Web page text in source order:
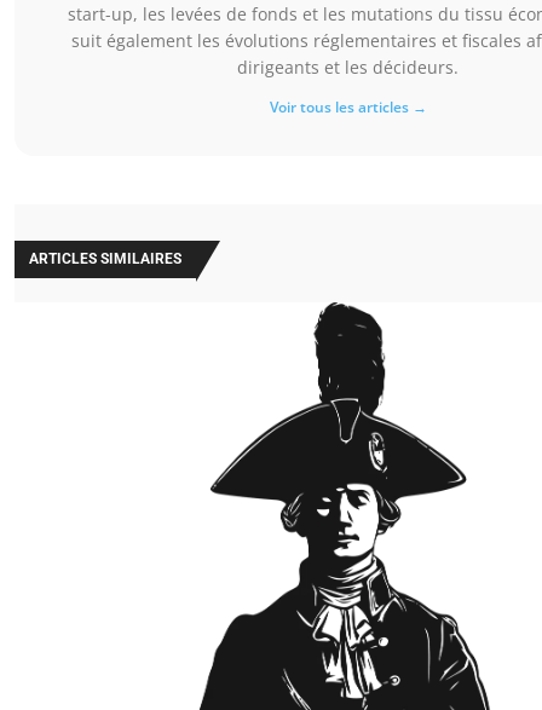
start-up, les levées de fonds et les mutations du tissu
suit également les évolutions réglementaires et fiscales
dirigeants et les décideurs.
Voir tous les articles →
ARTICLES SIMILAIRES